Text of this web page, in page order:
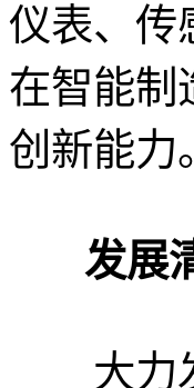
仪表、传
在智能制
创新能力
发展
大力发